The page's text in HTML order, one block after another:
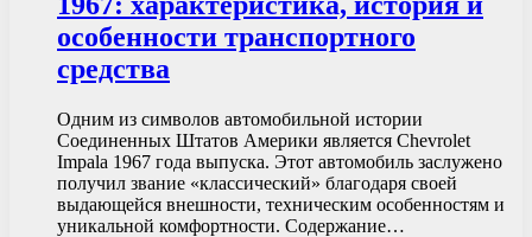
особенности транспортного
средства
Одним из символов автомобильной истории
Соединенных Штатов Америки является Chevrolet
Impala 1967 года выпуска. Этот автомобиль заслужено
получил звание «классический» благодаря своей
выдающейся внешности, техническим особенностям и
уникальной комфортности. Содержание…